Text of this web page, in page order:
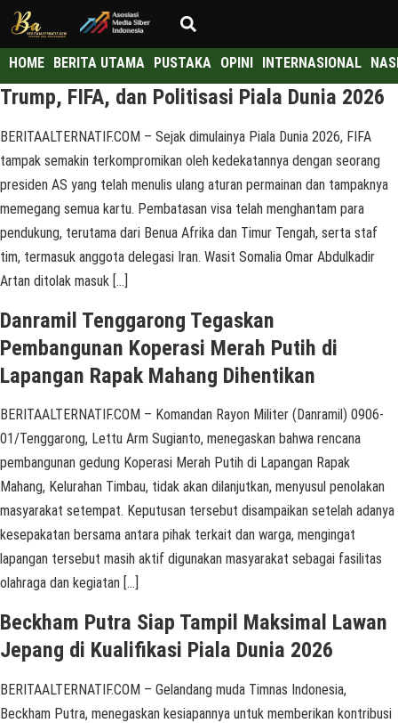
HOME BERITA UTAMA PUSTAKA OPINI INTERNASIONAL
Trump, FIFA, dan Politisasi Piala Dunia 2026
BERITAALTERNATIF.COM – Sejak dimulainya Piala Dunia 2026, FIFA
tampak semakin terkompromikan oleh kedekatannya dengan seorang
presiden AS yang telah menulis ulang aturan permainan dan tampaknya
memegang semua kartu. Pembatasan visa telah menghantam para
pendukung, terutama dari Benua Afrika dan Timur Tengah, serta staf
tim, termasuk anggota delegasi Iran. Wasit Somalia Omar Abdulkadir
Artan ditolak masuk […]
Danramil Tenggarong Tegaskan
Pembangunan Koperasi Merah Putih di
Lapangan Rapak Mahang Dihentikan
BERITAALTERNATIF.COM – Komandan Rayon Militer (Danramil) 0906-
01/Tenggarong, Lettu Arm Sugianto, menegaskan bahwa rencana
pembangunan gedung Koperasi Merah Putih di Lapangan Rapak
Mahang, Kelurahan Timbau, tidak akan dilanjutkan, menyusul penolakan
masyarakat setempat. Keputusan tersebut disampaikan setelah adanya
kesepakatan bersama antara pihak terkait dan warga, mengingat
lapangan tersebut masih aktif digunakan masyarakat sebagai fasilitas
olahraga dan kegiatan […]
Beckham Putra Siap Tampil Maksimal Lawan
Jepang di Kualifikasi Piala Dunia 2026
BERITAALTERNATIF.COM – Gelandang muda Timnas Indonesia,
Beckham Putra, menegaskan kesiapannya untuk memberikan kontribusi